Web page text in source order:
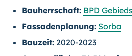
Bauherrschaft: BPD
Fassadenplanung: Sorba
Bauzeit: 2020-2023